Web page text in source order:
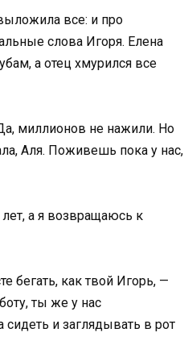
все: и про
слова Игоря. Елена
а отец хмурился все
миллионов не нажили. Но
Аля. Поживешь пока у нас,
а я возвращаюсь к
бегать, как твой Игорь, —
ты же у нас
и заглядывать в рот